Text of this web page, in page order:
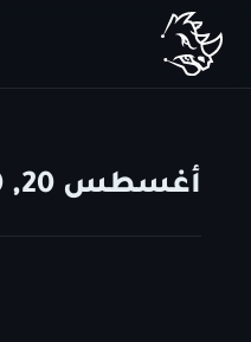
أغسطس 20, 2020